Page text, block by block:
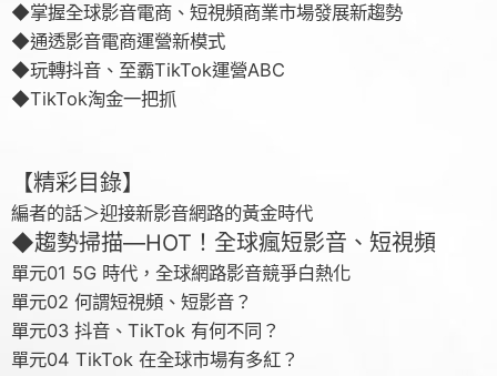
◆掌握全球影音電商、短視頻商業市場發展新趨勢
◆通透影音電商運營新模式
◆玩轉抖音、至霸TikTok運營ABC
◆TikTok淘金一把抓
【精彩目錄】
編者的話＞迎接新影音網路的黃金時代
◆趨勢掃描—HOT！全球瘋短影音、短視頻
單元01 5G 時代，全球網路影音競爭白熱化
單元02 何謂短視頻、短影音？
單元03 抖音、TikTok 有何不同？
單元04 TikTok 在全球市場有多紅？